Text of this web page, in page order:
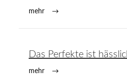
mehr
Das Perfekte ist
mehr